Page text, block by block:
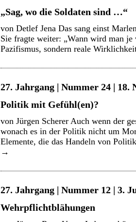
„Sag, wo die Soldaten sind …“
von Detlef Jena Das sang einst
Sie fragte weiter: „Wann wird man je
Pazifismus, sondern reale
27. Jahrgang | Nummer 24 | 18.
Politik mit Gefühl(en)?
von Jürgen Scherer Auch wenn der
wonach es in der Politik nicht um
Elemente, die das Handeln von
→
27. Jahrgang | Nummer 12 | 3.
Wehrpflichtblähungen